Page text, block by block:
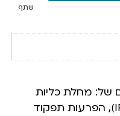
שתף
של: מחלת כליות
כרונית (כל השלבים בדירוג IRIS), הפרעות תפקוד